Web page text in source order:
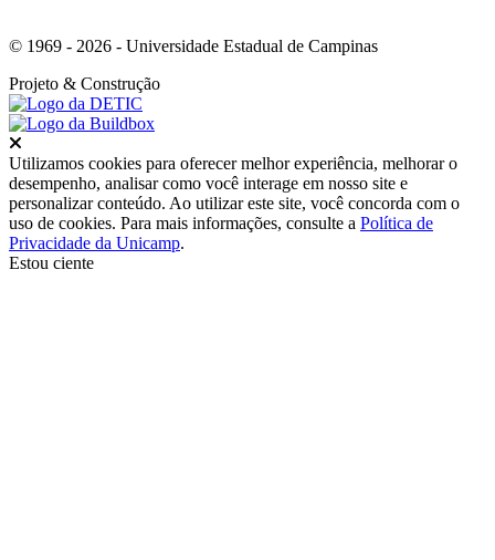
© 1969 - 2026 - Universidade Estadual de Campinas
Projeto & Construção
Utilizamos cookies para oferecer melhor experiência, melhorar o
desempenho, analisar como você interage em nosso site e
personalizar conteúdo. Ao utilizar este site, você concorda com o
uso de cookies. Para mais informações, consulte a Política de
Privacidade da Unicamp.
Estou ciente